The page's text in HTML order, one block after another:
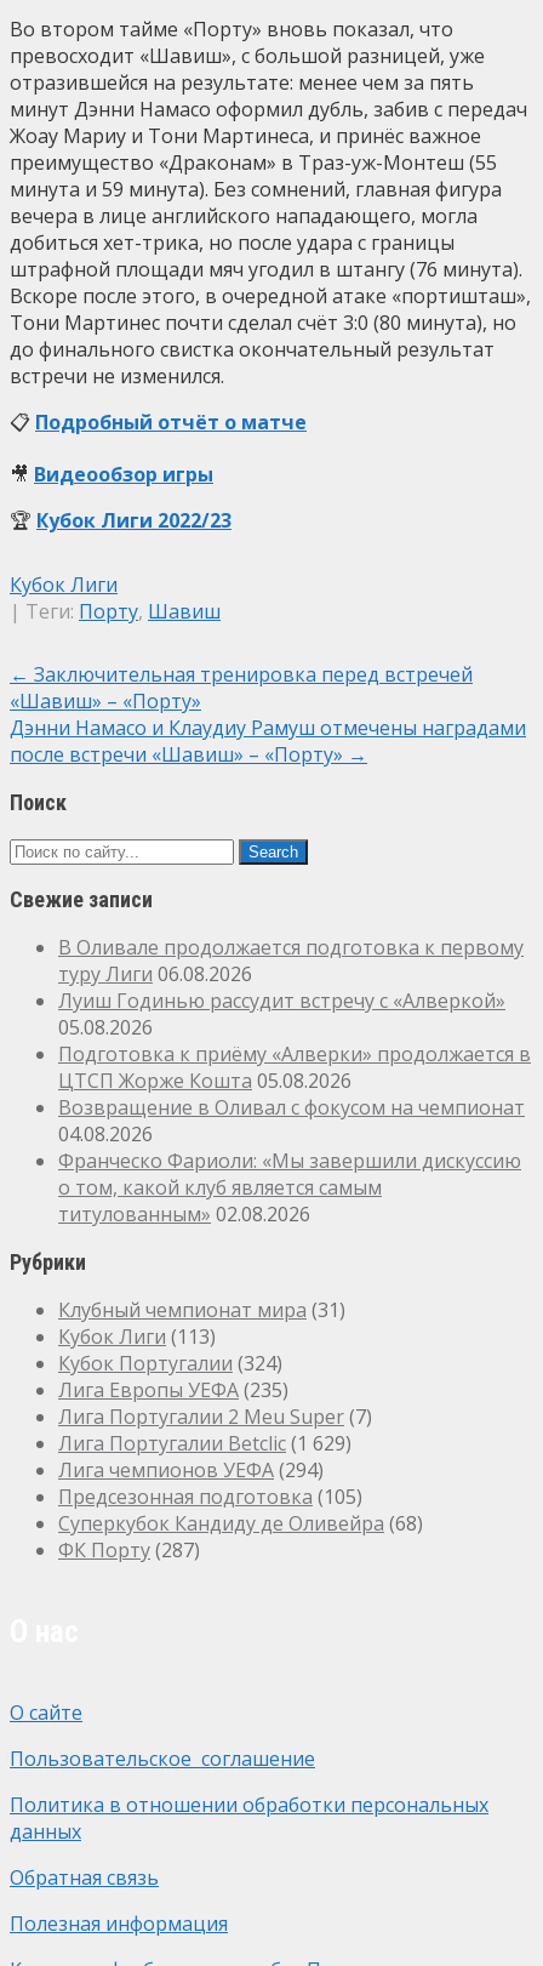
Во втором тайме «Порту» вновь показал, что
превосходит «Шавиш», с большой разницей, уже
отразившейся на результате: менее чем за пять
минут Дэнни Намасо оформил дубль, забив с передач
Жоау Мариу и Тони Мартинеса, и принёс важное
преимущество «Драконам» в Траз-уж-Монтеш (55
минута и 59 минута). Без сомнений, главная фигура
вечера в лице английского нападающего, могла
добиться хет-трика, но после удара с границы
штрафной площади мяч угодил в штангу (76 минута).
Вскоре после этого, в очередной атаке «портишташ»,
Тони Мартинес почти сделал счёт 3:0 (80 минута), но
до финального свистка окончательный результат
встречи не изменился.
📋 Подробный отчёт о матче
🎥 Видеообзор игры
🏆 Кубок Лиги 2022/23
Кубок Лиги
| Теги: Порту, Шавиш
Post
navigation
← Заключительная тренировка перед встречей
«Шавиш» – «Порту»
Дэнни Намасо и Клаудиу Рамуш отмечены наградами
после встречи «Шавиш» – «Порту» →
Поиск
Свежие записи
В Оливале продолжается подготовка к первому
туру Лиги 06.08.2026
Луиш Годинью рассудит встречу с «Алверкой»
05.08.2026
Подготовка к приёму «Алверки» продолжается в
ЦТСП Жорже Кошта 05.08.2026
Возвращение в Оливал с фокусом на чемпионат
04.08.2026
Франческо Фариоли: «Мы завершили дискуссию
о том, какой клуб является самым
титулованным» 02.08.2026
Рубрики
Клубный чемпионат мира (31)
Кубок Лиги (113)
Кубок Португалии (324)
Лига Европы УЕФА(235)
Лига Португалии 2 Meu Super(7)
Лига Португалии Betclic(1 629)
Лига чемпионов УЕФА(294)
Предсезонная подготовка (105)
Суперкубок Кандиду де Оливейра (68)
ФК Порту(287)
О сайте
Пользовательское соглашение
Политика в отношении обработки персональных
данных
Обратная связь
Полезная информация